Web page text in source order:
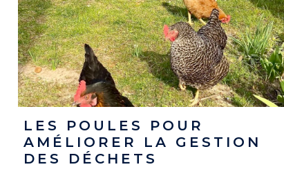
LES POULES POUR
AMÉLIORER LA GESTION
DES DÉCHETS